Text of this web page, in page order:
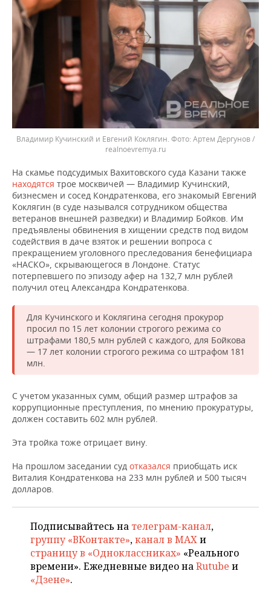
Владимир Кучинский и Евгений Коклягин.
Артем Дергунов /
realnoevremya.ru
На скамье подсудимых Вахитовского суда Казани также
находятся трое москвичей — Владимир Кучинский,
бизнесмен и сосед Кондратенкова, его знакомый Евгений
Коклягин (в суде назывался сотрудником общества
ветеранов внешней разведки) и Владимир Бойков. Им
предъявлены обвинения в хищении средств под видом
содействия в даче взяток и решении вопроса с
прекращением уголовного преследования бенефициара
«НАСКО», скрывающегося в Лондоне. Статус
потерпевшего по эпизоду афер на 132,7 млн рублей
получил отец Александра Кондратенкова.
Для Кучинского и Коклягина сегодня прокурор
просил по 15 лет колонии строгого режима со
штрафами 180,5 млн рублей с каждого, для Бойкова
— 17 лет колонии строгого режима со штрафом 181
млн.
С учетом указанных сумм, общий размер штрафов за
коррупционные преступления, по мнению прокуратуры,
должен составить 602 млн рублей.
Эта тройка тоже отрицает вину.
На прошлом заседании суд отказался приобщать иск
Виталия Кондратенкова на 233 млн рублей и 500 тысяч
долларов.
Подписывайтесь на телеграм-канал,
группу «ВКонтакте»,канал в MAXи
страницу в «Одноклассниках» «Реального
времени». Ежедневные видео наRutube и
«Дзене».